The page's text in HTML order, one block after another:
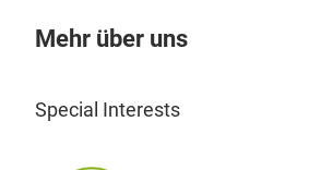
Mehr über uns
Special Interests